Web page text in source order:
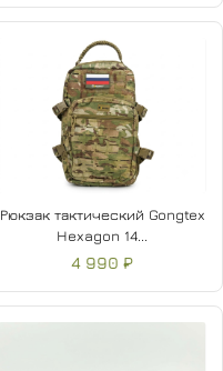
Рюкзак тактический Gongtex
Hexagon 14...
4 990 ₽